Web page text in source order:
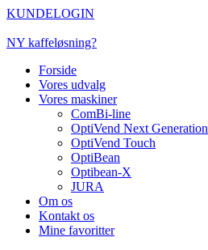
Videre
indhold
KUNDELOGIN
NY kaffeløsning?
Forside
Vores udvalg
Vores maskiner
ComBi-line
OptiVend Next Generation
OptiVend Touch
OptiBean
Optibean-X
JURA
Om os
Kontakt os
Mine favoritter